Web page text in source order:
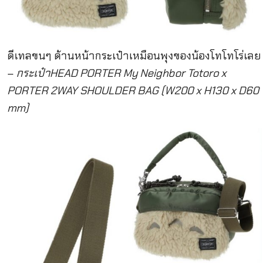
ดีเทลขนๆ ด้านหน้ากระเป๋าเหมือนพุงของน้องโทโทโร่เลย
– กระเป๋าHEAD PORTER My Neighbor Totoro x
PORTER 2WAY SHOULDER BAG (W200 x H130 x D60
mm)